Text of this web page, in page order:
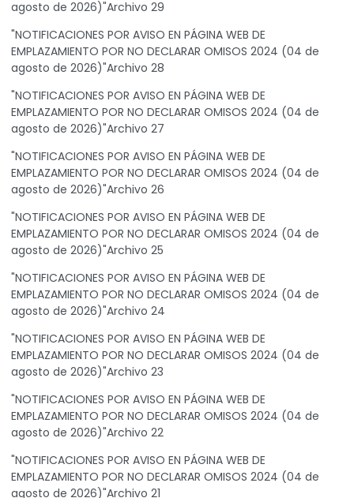
agosto de 2026)"Archivo 29
"NOTIFICACIONES POR AVISO EN PÁGINA WEB DE
EMPLAZAMIENTO POR NO DECLARAR OMISOS 2024 (04 de
agosto de 2026)"Archivo 28
"NOTIFICACIONES POR AVISO EN PÁGINA WEB DE
EMPLAZAMIENTO POR NO DECLARAR OMISOS 2024 (04 de
agosto de 2026)"Archivo 27
"NOTIFICACIONES POR AVISO EN PÁGINA WEB DE
EMPLAZAMIENTO POR NO DECLARAR OMISOS 2024 (04 de
agosto de 2026)"Archivo 26
"NOTIFICACIONES POR AVISO EN PÁGINA WEB DE
EMPLAZAMIENTO POR NO DECLARAR OMISOS 2024 (04 de
agosto de 2026)"Archivo 25
"NOTIFICACIONES POR AVISO EN PÁGINA WEB DE
EMPLAZAMIENTO POR NO DECLARAR OMISOS 2024 (04 de
agosto de 2026)"Archivo 24
"NOTIFICACIONES POR AVISO EN PÁGINA WEB DE
EMPLAZAMIENTO POR NO DECLARAR OMISOS 2024 (04 de
agosto de 2026)"Archivo 23
"NOTIFICACIONES POR AVISO EN PÁGINA WEB DE
EMPLAZAMIENTO POR NO DECLARAR OMISOS 2024 (04 de
agosto de 2026)"Archivo 22
"NOTIFICACIONES POR AVISO EN PÁGINA WEB DE
EMPLAZAMIENTO POR NO DECLARAR OMISOS 2024 (04 de
agosto de 2026)"Archivo 21